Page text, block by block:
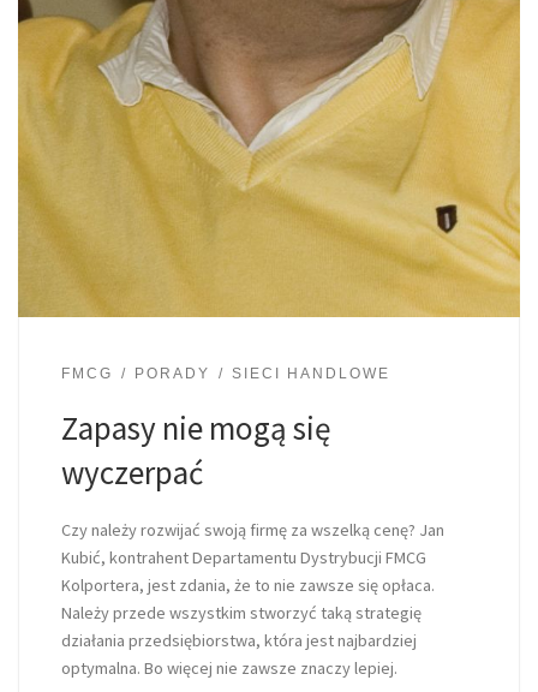
FMCG PORADY SIECI HANDLOWE
Zapasy nie mogą się
wyczerpać
Czy należy rozwijać swoją firmę za wszelką cenę? Jan
Kubić, kontrahent Departamentu Dystrybucji FMCG
Kolportera, jest zdania, że to nie zawsze się opłaca.
Należy przede wszystkim stworzyć taką strategię
działania przedsiębiorstwa, która jest najbardziej
optymalna. Bo więcej nie zawsze znaczy lepiej.